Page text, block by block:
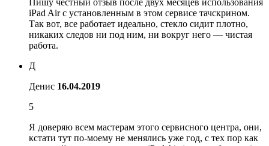
iPad Air с установленным в этом сервисе тачскрином.
Так вот, все работает идеально, стекло сидит плотно,
никаких следов ни под ним, ни вокруг него — чистая
работа.
Д
Денис 16.04.2019
5
Я доверяю всем мастерам этого сервисного центра, они,
кстати тут по-моему не менялись уже год, с тех пор как